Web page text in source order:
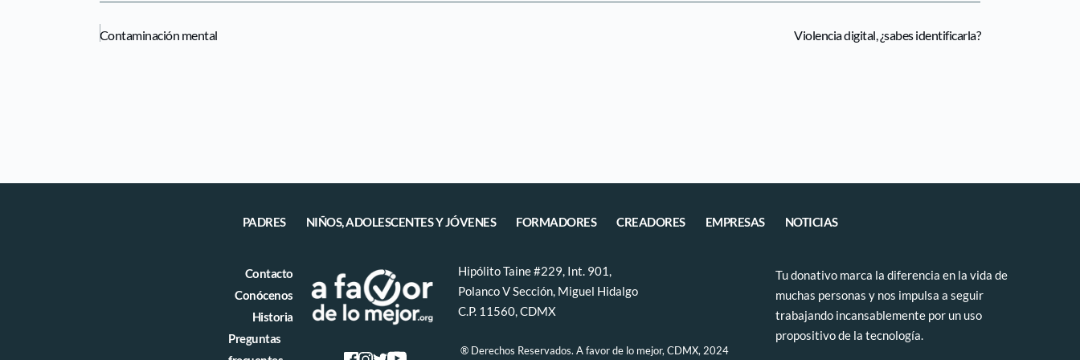
Contaminación mental Violencia digital, ¿sabes identificarla?
PADRES NIÑOS, ADOLESCENTES Y JÓVENES FORMADORES CREADORES EMPRESAS NOTICIAS
Contacto
Conócenos
Historia
Preguntas
Hipólito Taine #229, Int. 901,
Polanco V Sección, Miguel Hidalgo
C.P. 11560, CDMX
® Derechos Reservados. A favor de lo mejor, CDMX, 2024
Tu donativo marca la diferencia en la vida de
muchas personas y nos impulsa a seguir
trabajando incansablemente por un uso
propositivo de la tecnología.